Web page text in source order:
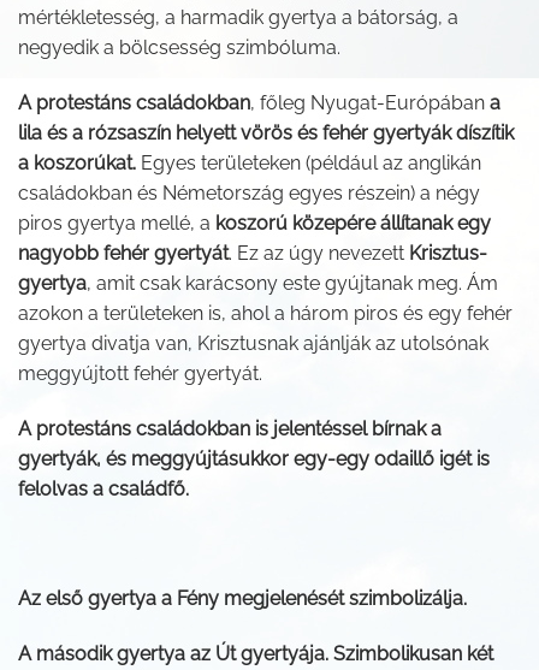
mértékletesség, a harmadik gyertya a bátorság, a
negyedik a bölcsesség szimbóluma.
A protestáns családokban, főleg Nyugat-Európában a
lila és a rózsaszín helyett vörös és fehér gyertyák díszítik
a koszorúkat. Egyes területeken (például az anglikán
családokban és Németország egyes részein) a négy
piros gyertya mellé, a koszorú közepére állítanak egy
nagyobb fehér gyertyát. Ez az úgy nevezett Krisztus-
gyertya, amit csak karácsony este gyújtanak meg. Ám
azokon a területeken is, ahol a három piros és egy fehér
gyertya divatja van, Krisztusnak ajánlják az utolsónak
meggyújtott fehér gyertyát.
A protestáns családokban is jelentéssel bírnak a
gyertyák, és meggyújtásukkor egy-egy odaillő igét is
felolvas a családfő.
Az első gyertya a Fény megjelenését szimbolizálja.
A második gyertya az Út gyertyája. Szimbolikusan két